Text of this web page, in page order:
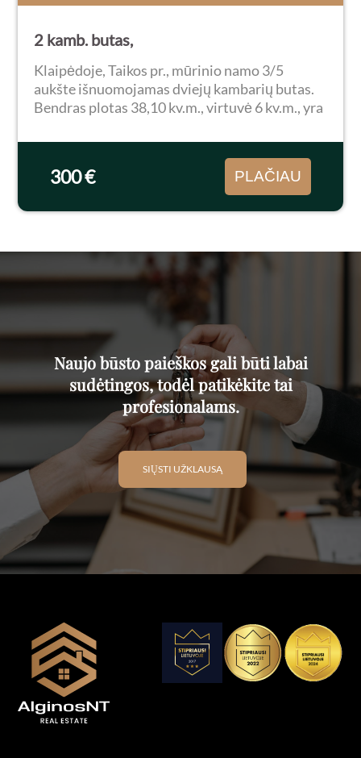
2 kamb. butas,
Klaipėdoje, Taikos pr., mūrinio namo 3/5
aukšte išnuomojamas dviejų kambarių butas.
Bendras plotas 38,10 kv.m., virtuvė 6 kv.m., yra
išlaikymas. Butas tik tvarkingas: pakeisti
300 € PLAČIAU
Naujo būsto paieškos gali būti labai
sudėtingos, todėl patikėkite tai
profesionalams.
SIŲSTI UŽKLAUSĄ